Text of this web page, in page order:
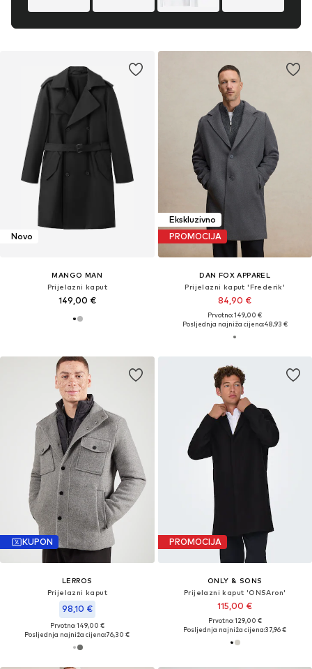
Novo
MANGO MAN
Prijelazni kaput
149,00 €
Ekskluzivno
PROMOCIJA
DAN FOX APPAREL
Prijelazni kaput 'Frederik'
84,90 €
Prvotno: 149,00 €
Posljednja najniža cijena:48,93 €
KUPON
LERROS
Prijelazni kaput
98,10 €
Prvotno: 149,00 €
Posljednja najniža cijena:76,30 €
PROMOCIJA
ONLY & SONS
Prijelazni kaput 'ONSAron'
115,00 €
Prvotno: 129,00 €
Posljednja najniža cijena:37,96 €